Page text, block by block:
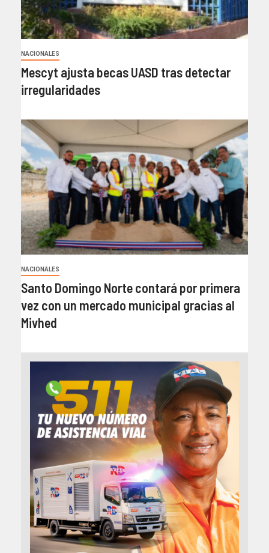
NACIONALES
Mescyt ajusta becas UASD tras detectar
irregularidades
NACIONALES
Santo Domingo Norte contará por primera
vez con un mercado municipal gracias al
Mivhed